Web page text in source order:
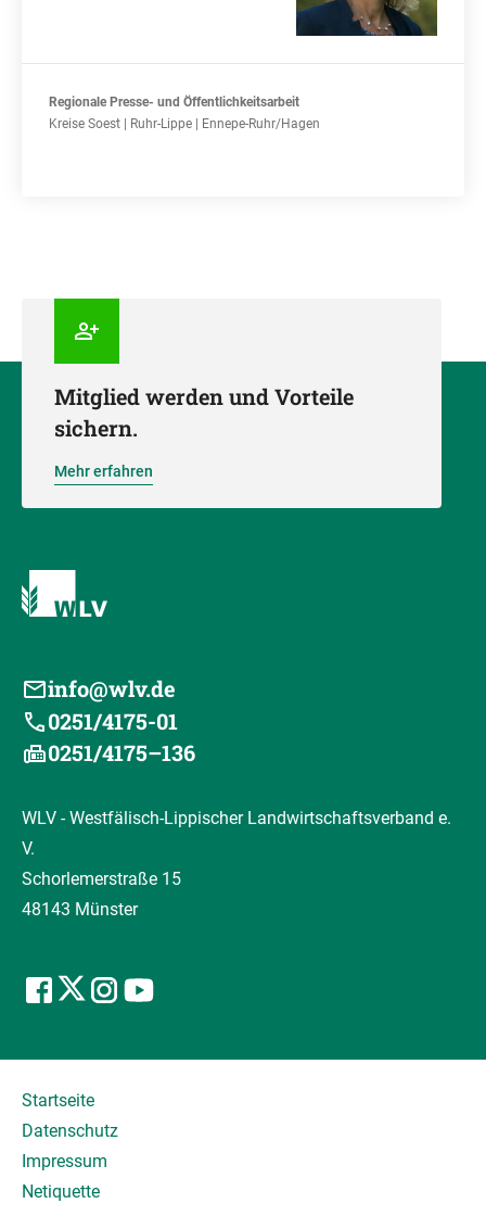
Regionale Presse- und Öffentlichkeitsarbeit
Kreise Soest | Ruhr-Lippe | Ennepe-Ruhr/Hagen
Mitglied werden und Vorteile
sichern.
Mehr erfahren
info@wlv.de
0251/4175-01
0251/4175–136
WLV - Westfälisch-Lippischer Landwirtschaftsverband e.
V.
Schorlemerstraße 15
48143 Münster
Startseite
Datenschutz
Impressum
Netiquette